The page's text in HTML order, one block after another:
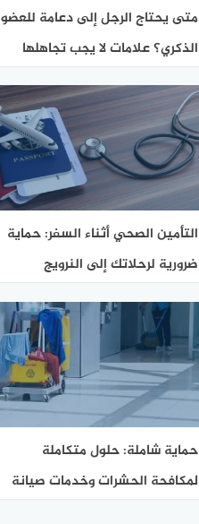
متى يحتاج الرجل إلى دعامة للعضو
الذكري؟ علامات لا يجب تجاهلها
التأمين الصحي أثناء السفر: حماية
ضرورية لرحلاتك إلى النرويج
حماية شاملة: حلول متكاملة
لمكافحة الحشرات وخدمات صيانة